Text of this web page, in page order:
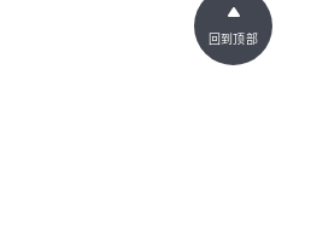
回到顶部